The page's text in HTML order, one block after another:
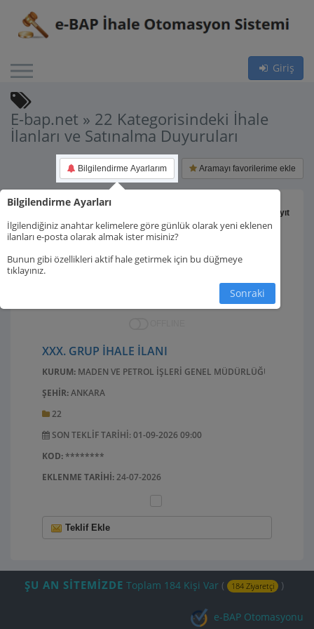
Giriş
E-bap.net » 22 Kategorisindeki İhale
İlanları ve Satınalma Duyuruları
Aramayı favorilerime ekle
Bilgilendirme Ayarlarım
Toplam 1 kayıt
1.
XXX. GRUP İHALE İLANI
KURUM: MADEN VE PETROL İŞLERİ GENEL MÜDÜRLÜĞÜ
ŞEHIR:ANKARA
22
SON TEKLIF TARIHI: 01-09-2026 09:00
KOD:********
EKLENME TARIHI:24-07-2026
Teklif Ekle
ŞU AN SİTEMİZDE Toplam 184 Kişi Var ( 184 Ziyaretçi )
e-BAP Otomasyonu
Bilgilendirme Ayarları
İlgilendiğiniz anahtar kelimelere göre günlük olarak yeni eklenen
ilanları e-posta olarak almak ister misiniz?
Bunun gibi özellikleri aktif hale getirmek için bu düğmeye
tıklayınız.
Sonraki